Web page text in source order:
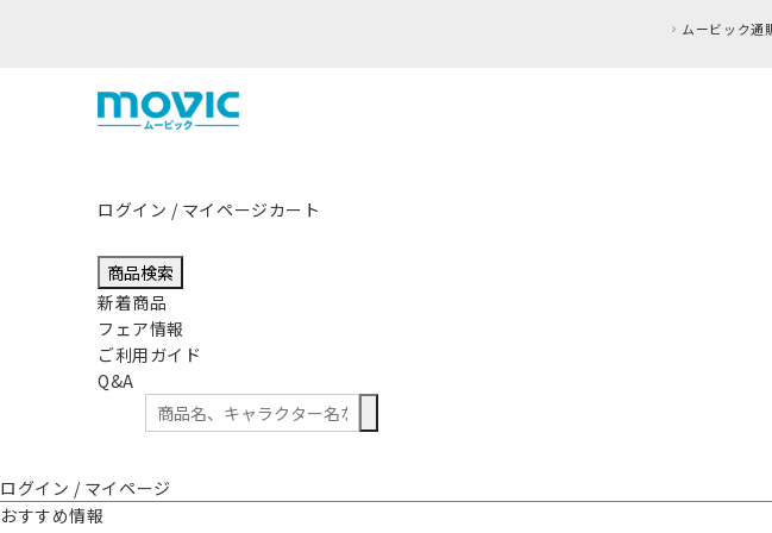
ムービック通
ログイン / マイページカート
商品検索
新着商品
フェア情報
ご利用ガイド
Q&A
ログイン / マイページ
おすすめ情報